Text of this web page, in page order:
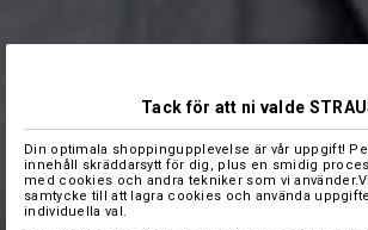
Tack för att ni valde
Din optimala shoppingupplevelse är vår uppgift!
innehåll skräddarsytt för dig, plus en smidig
med cookies och andra tekniker som vi
samtycke till att lagra cookies och använda
individuella val.